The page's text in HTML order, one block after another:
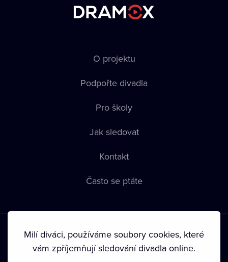
O projektu
Podpořte divadla
Pro školy
Jak sledovat
Kontakt
Často se ptáte
Milí diváci, používáme soubory cookies, které
vám zpříjemňují sledování divadla online.